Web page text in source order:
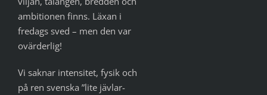
ambitionen finns. Läxan i
fredags sved – men den var
ovärderlig!
Vi saknar intensitet, fysik och
på ren svenska ”lite jävlar-